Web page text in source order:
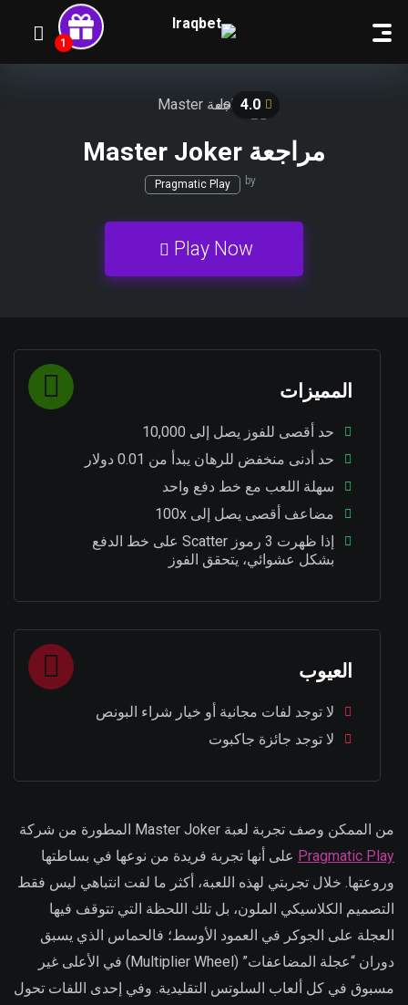
4.0
مراجعة Master Joker
by
Pragmatic Play
Play Now
المميزات
حد أقصى للفوز يصل إلى 10,000
حد أدنى منخفض للرهان يبدأ من 0.01 دولار
سهلة اللعب مع خط دفع واحد
مضاعف أقصى يصل إلى 100x
إذا ظهرت 3 رموز Scatter على خط الدفع
بشكل عشوائي، يتحقق الفوز
العيوب
لا توجد لفات مجانية أو خيار شراء البونص
لا توجد جائزة جاكبوت
من الممكن وصف تجربة لعبة Master Joker المطورة من شركة
Pragmatic Play على أنها تجربة فريدة من نوعها في بساطتها
وروعتها. خلال تجربتي لهذه اللعبة، أكثر ما لفت انتباهي ليس فقط
التصميم الكلاسيكي الملون، بل تلك اللحظة التي تتوقف فيها
العجلة على الجوكر في العمود الأوسط؛ فالحماس الذي يسبق
دوران “عجلة المضاعفات” (Multiplier Wheel) في الأعلى غير
مسبوق في كل ألعاب السلوتس التقليدية. وفي إحدى اللفات تحول